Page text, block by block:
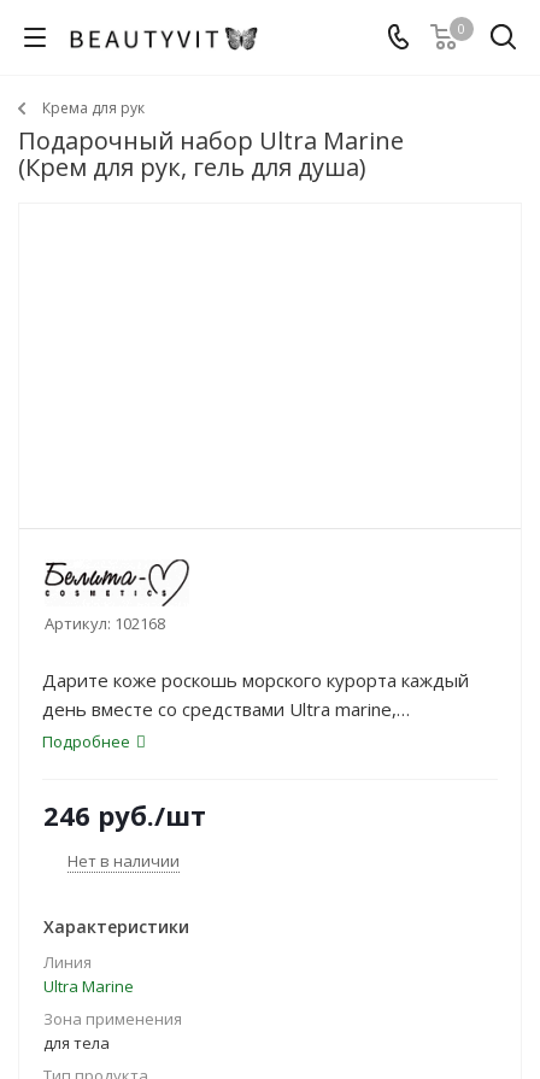
0
Крема для рук
Подарочный набор Ultra Marine
(Крем для рук, гель для душа)
Артикул: 102168
Дарите коже роскошь морского курорта каждый
день вместе со средствами Ultra marine,
созданными на основе ценных комплексов
Caviar™</strong>. <br>
Подробнее
246 руб./шт
Нет в наличии
Характеристики
Линия
Ultra Marinе
Зона применения
для тела